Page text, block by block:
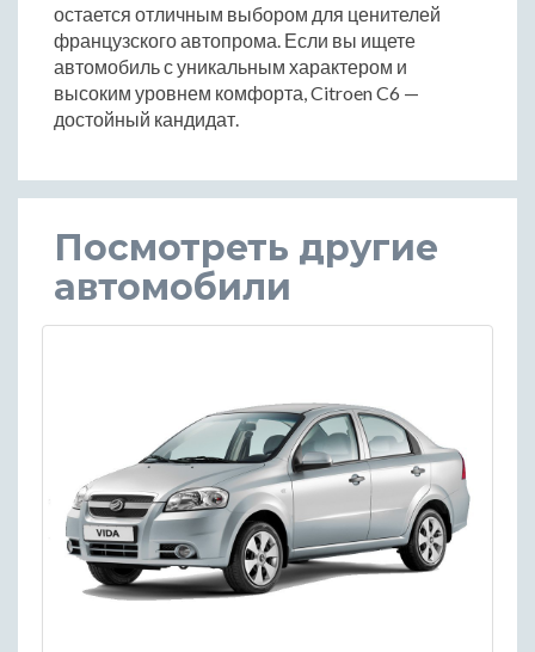
остается отличным выбором для ценителей
французского автопрома. Если вы ищете
автомобиль с уникальным характером и
высоким уровнем комфорта, Citroen C6 —
достойный кандидат.
Посмотреть другие
автомобили